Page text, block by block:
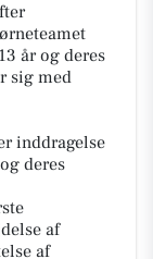
år og deres
sig med
inddragelse
deres
af
af